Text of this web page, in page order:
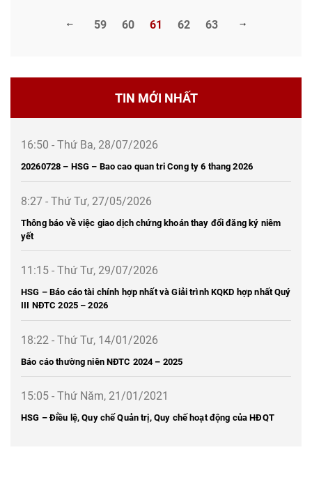
59 60 61 62 63
TIN MỚI NHẤT
16:50 - Thứ Ba, 28/07/2026
20260728 – HSG – Bao cao quan tri Cong ty 6 thang 2026
8:27 - Thứ Tư, 27/05/2026
Thông báo về việc giao dịch chứng khoán thay đổi đăng ký niêm
yết
11:15 - Thứ Tư, 29/07/2026
HSG – Báo cáo tài chính hợp nhất và Giải trình KQKD hợp nhất Quý
III NĐTC 2025 – 2026
18:22 - Thứ Tư, 14/01/2026
Báo cáo thường niên NĐTC 2024 – 2025
15:05 - Thứ Năm, 21/01/2021
HSG – Điều lệ, Quy chế Quản trị, Quy chế hoạt động của HĐQT